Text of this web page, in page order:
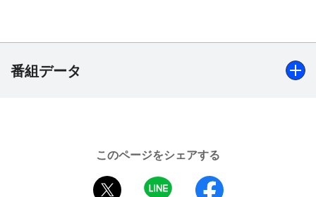
ン初登場1位を記録しついにトップアーティストに
踊り出た。
番組では、デビューシングル「JUST ONE MORE
BUCK−TICKの白熱のライブステージは圧巻だ！
番組データ
BUCK−TICK 【司会】風見慎吾、結城めぐみ
このページをシェアする
twitter
LINE